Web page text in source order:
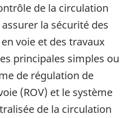
de la circulation
la sécurité des
voie et des travaux
principales simples ou
de régulation de
(ROV) et le système
de la circulation